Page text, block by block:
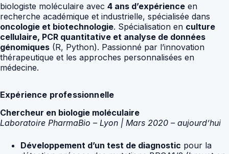
biologiste moléculaire avec 4 ans d’expérience en
recherche académique et industrielle, spécialisée dans
oncologie et biotechnologie. Spécialisation en culture
cellulaire, PCR quantitative et analyse de données
génomiques (R, Python). Passionné par l’innovation
thérapeutique et les approches personnalisées en
médecine.
Expérience professionnelle
Chercheur en biologie moléculaire
Laboratoire PharmaBio – Lyon | Mars 2020 – aujourd’hui
Développement d’un test de diagnostic pour la